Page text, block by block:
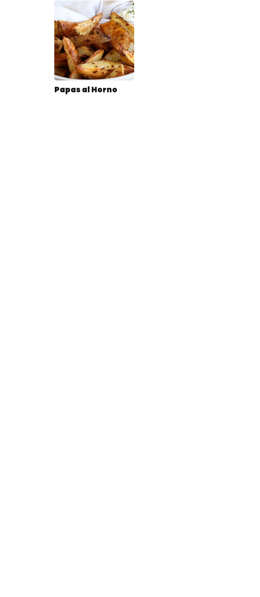
Papas al Horno